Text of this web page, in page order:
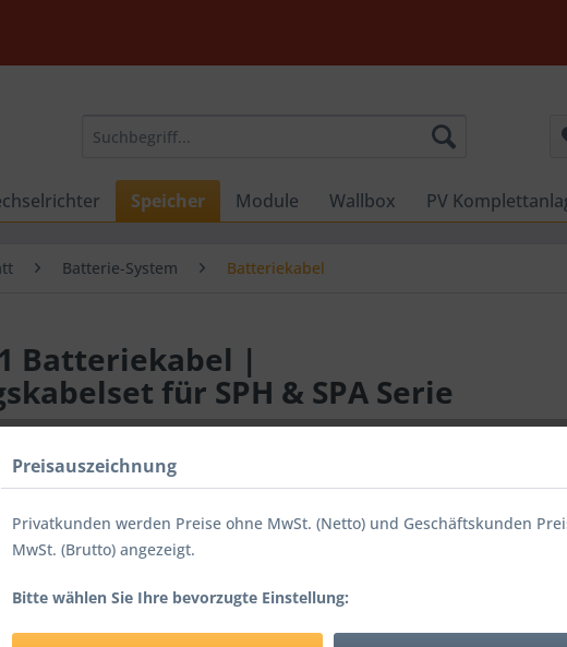
Speicher Module Wallbox PV
Batterie-System Batteriekabel
Batteriekabel |
für SPH & SPA Serie
Lieferzeit
Preisauszeichnung
Privatkunden werden Preise ohne MwSt. (Netto) und Geschäftskunden
MwSt. (Brutto) angezeigt.
Bitte wählen Sie Ihre bevorzugte Einstellung: